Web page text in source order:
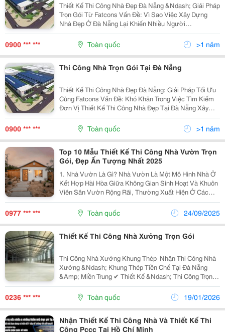
Thiết Kế Thi Công Nhà Đẹp Đà Nẵng &Ndash; Giải Pháp
Trọn Gói Từ Fatcons Vấn Đề: Vì Sao Việc Xây Dựng
Nhà Đẹp Ở Đà Nẵng Lại Khiến Nhiều Người
&Ldquo;Đau Đầu&Rdquo;? Xây Dựng Một Ngôi Nhà
Không Chỉ Là Việc Dựng Nên Bốn Bức Tường Và Mái
Che. Đó Là Quá...
0900 *** *** Toàn quốc >1 năm
Thi Công Nhà Trọn Gói Tại Đà Nẵng
Thiết Kế Thi Công Nhà Đẹp Đà Nẵng: Giải Pháp Tối Ưu
Cùng Fatcons Vấn Đề: Khó Khăn Trong Việc Tìm Kiếm
Đơn Vị Thiết Kế Thi Công Nhà Đẹp Tại Đà Nẵng Xây
Dựng Một Ngôi Nhà Đẹp Và Tiện Nghi Tại Đà Nẵng Là
Mong Muốn Của Nhiều Gia Đình. Tuy Nhiên, Việc Tìm...
0900 *** *** Toàn quốc >1 năm
Top 10 Mẫu Thiết Kế Thi Công Nhà Vườn Trọn
Gói, Đẹp Ấn Tượng Nhất 2025
1. Nhà Vườn Là Gì? Nhà Vườn Là Một Mô Hình Nhà Ở
Kết Hợp Hài Hòa Giữa Không Gian Sinh Hoạt Và Khuôn
Viên Sân Vườn Rộng Rãi, Thường Xuất Hiện Ở Các
Vùng Nông Thôn, Thôn Quê Hoặc Khu Vực Ven Đô.
Điểm Đặc Trưng Của Loại Hình Này Là Tận Dụng Lợi
Thế Về...
0977 *** *** Toàn quốc 24/09/2025
Thiết Kế ️Thi Công Nhà Xưởng Trọn Gói
Thi Công Nhà Xưởng Khung Thép ️ Nhận Thi Công Nhà
Xưởng &Ndash; Khung Thép Tiền Chế Tại Đà Nẵng
&Amp; Miền Trung ✔ Thiết Kế &Ndash; Thi Công Trọn
Gói ✔ Giá Cạnh Tranh, Tiến Độ Nhanh ✔ Đảm Bảo An
Toàn Và Chất Lượng Công Trình ✔ Nhận Làm Nhà Kho,
Xưởng...
0236 *** *** Toàn quốc 19/01/2026
Nhận Thiết Kế Thi Công Nhà Và Thiết Kế Thi
Công Pccc Tại Hồ Chí Minh